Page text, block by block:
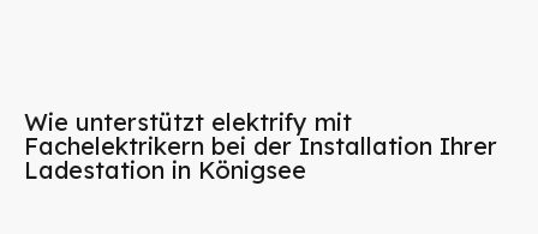
Wie unterstützt elektrify mit
Fachelektrikern bei der Installation Ihrer
Ladestation in Königsee